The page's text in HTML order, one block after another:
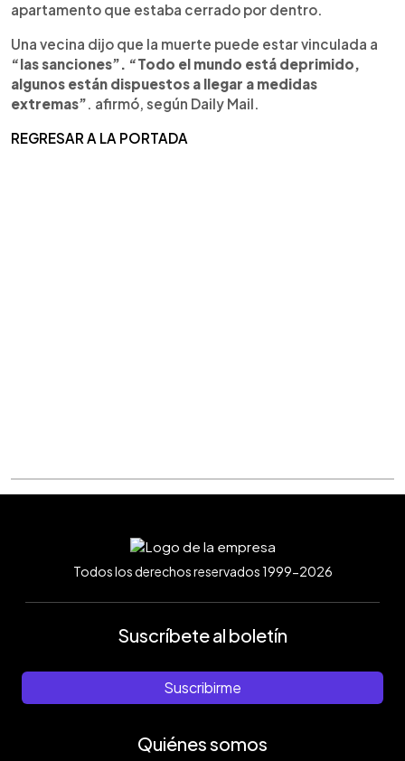
apartamento que estaba cerrado por dentro.
Una vecina dijo que la muerte puede estar vinculada a
“las sanciones”. “Todo el mundo está deprimido,
algunos están dispuestos a llegar a medidas
extremas”. afirmó, según Daily Mail.
REGRESAR A LA PORTADA
Todos los derechos reservados 1999-2026
Suscríbete al boletín
Suscribirme
Quiénes somos